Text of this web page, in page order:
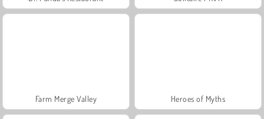
Farm Merge Valley Heroes of Myths